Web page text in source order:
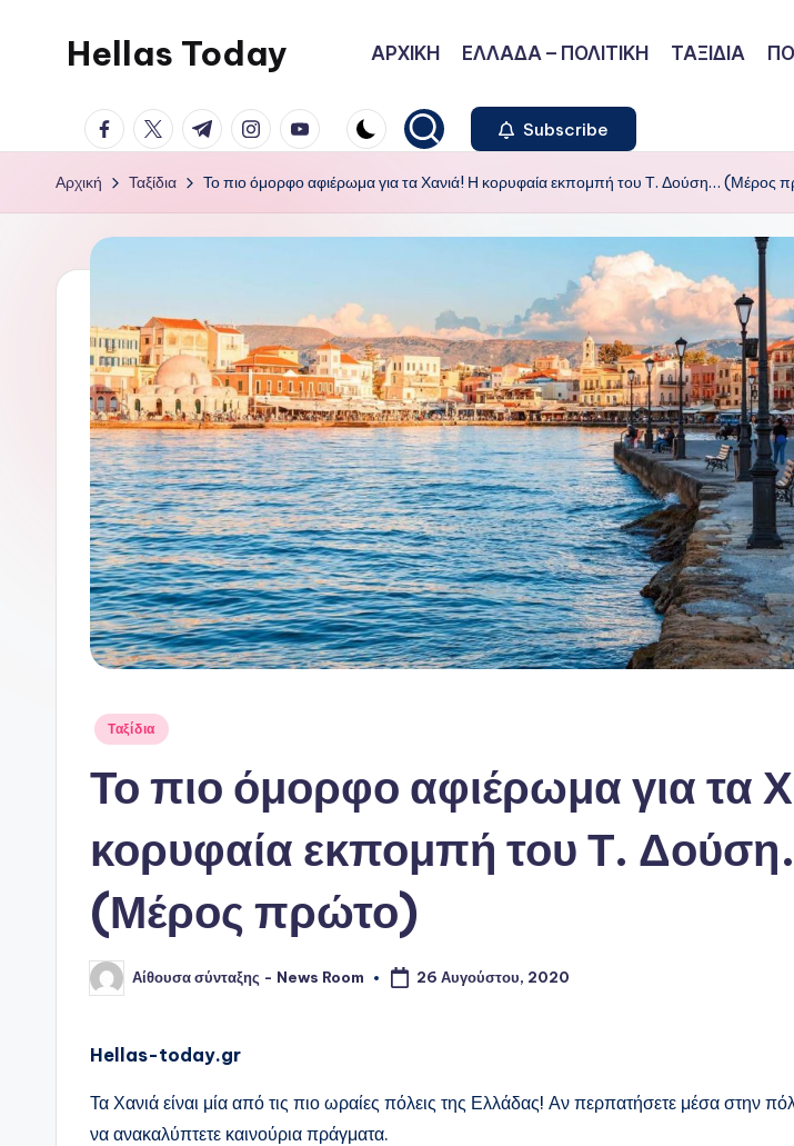
Μετάβαση
περιεχόμενο
Hellas Today ΑΡΧΙΚΗ ΕΛΛΑΔΑ – ΠΟΛΙΤΙΚΗ ΤΑΞΙΔΙΑ
facebook.com
twitter.com
t.me instagram.com
youtube.com Subscribe
Αρχική Ταξίδια Το πιο όμορφο αφιέρωμα για τα Χανιά! Η κορυφαία εκπομπή του Τ. Δούση… (Μέρος
Αναρτήθηκε
Ταξίδια
Το πιο όμορφο αφιέρωμα για τα
κορυφαία εκπομπή του Τ.
(Μέρος πρώτο)
Συγγραφέας:Αίθουσα σύνταξης - News Room 26 Αυγούστου, 2020
Hellas-today.gr
Τα Χανιά είναι μία από τις πιο ωραίες πόλεις της Ελλάδας! Αν περπατήσετε μέσα στην
να ανακαλύπτετε καινούρια πράγματα.